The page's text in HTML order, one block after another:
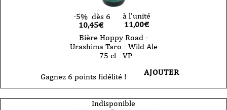
-5% dès 6
10,45€
à l'unité
11,00€
Bière Hoppy Road -
Urashima Taro - Wild Ale
- 75 cl - VP
Gagnez 6 points fidélité ! AJOUTER
Indisponible